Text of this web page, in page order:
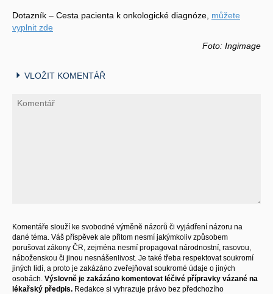
Dotazník – Cesta pacienta k onkologické diagnóze, můžete
vyplnit zde
Foto: Ingimage
VLOŽIT KOMENTÁŘ
Komentáře slouží ke svobodné výměně názorů či vyjádření názoru na
dané téma. Váš příspěvek ale přitom nesmí jakýmkoliv způsobem
porušovat zákony ČR, zejména nesmí propagovat národnostní, rasovou,
náboženskou či jinou nesnášenlivost. Je také třeba respektovat soukromí
jiných lidí, a proto je zakázáno zveřejňovat soukromé údaje o jiných
osobách. Výslovně je zakázáno komentovat léčivé přípravky vázané na
lékařský předpis. Redakce si vyhrazuje právo bez předchozího